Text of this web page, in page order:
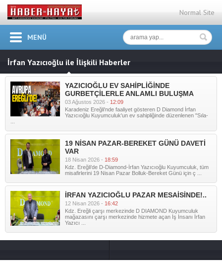
Normal Site
MENÜ
İrfan Yazıcıoğlu ile İlişkili Haberler
YAZICIOĞLU EV SAHİPLİĞİNDE
GURBETÇİLERLE ANLAMLI BULUŞMA
03 Ağustos 2026 - 12:09
Karadeniz Ereğli'nde faaliyet gösteren D Diamond İrfan
Yazıcıoğlu Kuyumculuk'un ev sahipliğinde düzenlenen "Sıla-
19 NİSAN PAZAR-BEREKET GÜNÜ DAVETİ
VAR
18 Nisan 2026 - 18:59
Kdz. Ereğli'de D-Diamond-İrfan Yazıcıoğlu Kuyumculuk, tüm
misafirlerini 19 Nisan Pazar Bolluk-Bereket Günü için ç ...
İRFAN YAZICIOĞLU PAZAR MESAİSİNDE!..
12 Nisan 2026 - 16:42
Kdz. Ereğli çarşı merkezinde D DIAMOND Kuyumculuk
mağazasını çarşı merkezinde hizmete açan İş İnsanı İrfan
Yazıcı ...